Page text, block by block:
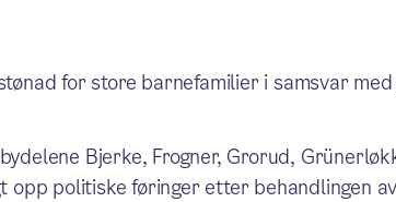
for store barnefamilier i samsvar
Bjerke, Frogner, Grorud,
politiske føringer etter behandlingen